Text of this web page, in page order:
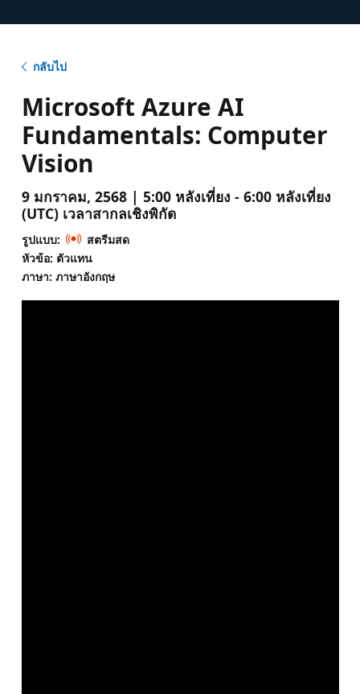
กลับไป
Microsoft Azure AI
Fundamentals: Computer
Vision
9 มกราคม, 2568 | 5:00 หลังเที่ยง - 6:00 หลังเที่ยง
(UTC) เวลาสากลเชิงพิกัด
รูปแบบ:
สตรีมสด
หัวข้อ: ตัวแทน
ภาษา: ภาษาอังกฤษ